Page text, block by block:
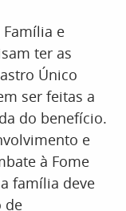
e
ter as
Único
ser feitas a
do benefício.
e
à Fome
família deve
de